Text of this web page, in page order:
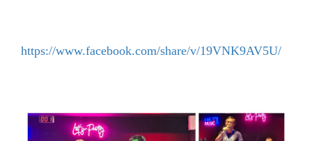
https://www.facebook.com/share/v/19VNK9AV5U/